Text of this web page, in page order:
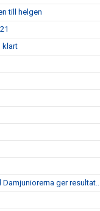
till helgen
klart
ger resultat..